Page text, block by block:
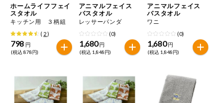
ホームライフフェイ
スタオル
キッチン用 ３柄組
( 2)
798 円
(税込 878円)
アニマルフェイス
バスタオル
レッサーパンダ
(0)
1,680 円
(税込 1,848円)
アニマルフェイス
バスタオル
ワニ
(0)
1,680 円
(税込 1,848円)